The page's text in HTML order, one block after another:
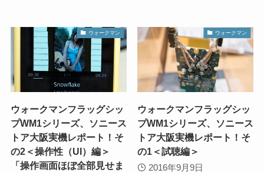
ウォークマン
ウォークマンフラッグシッ
プWM1シリーズ、ソニース
トア大阪実機レポート！そ
の2＜操作性（UI）編＞
「操作画面ほぼ全部見せま
ウォークマン
ウォークマンフラッグシッ
プWM1シリーズ、ソニース
トア大阪実機レポート！そ
の1＜試聴編＞
2016年9月9日